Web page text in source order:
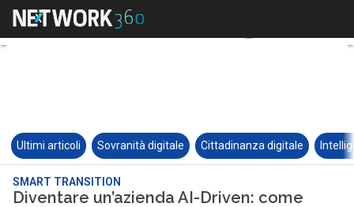
Ultimi articoli Sovranità digitale Cittadinanza digitale
SMART TRANSITION
Diventare un’azienda AI-Driven: come